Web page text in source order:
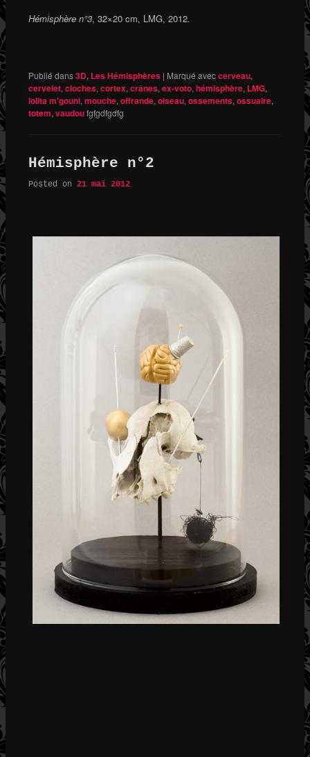
Hémisphère n°3, 32×20 cm, LMG, 2012.
Publié dans3D, Les Hémisphères | Marqué aveccerveau,
cervelet,cloches,cortex,crânes,ex-voto,hémisphère, LMG,
lolita m'gouni,mouche,offrande,oiseau,ossements,ossuaire,
totem,vaudoufgfgdfgdfg
Hémisphère n°2
Posted on 21 mai 2012